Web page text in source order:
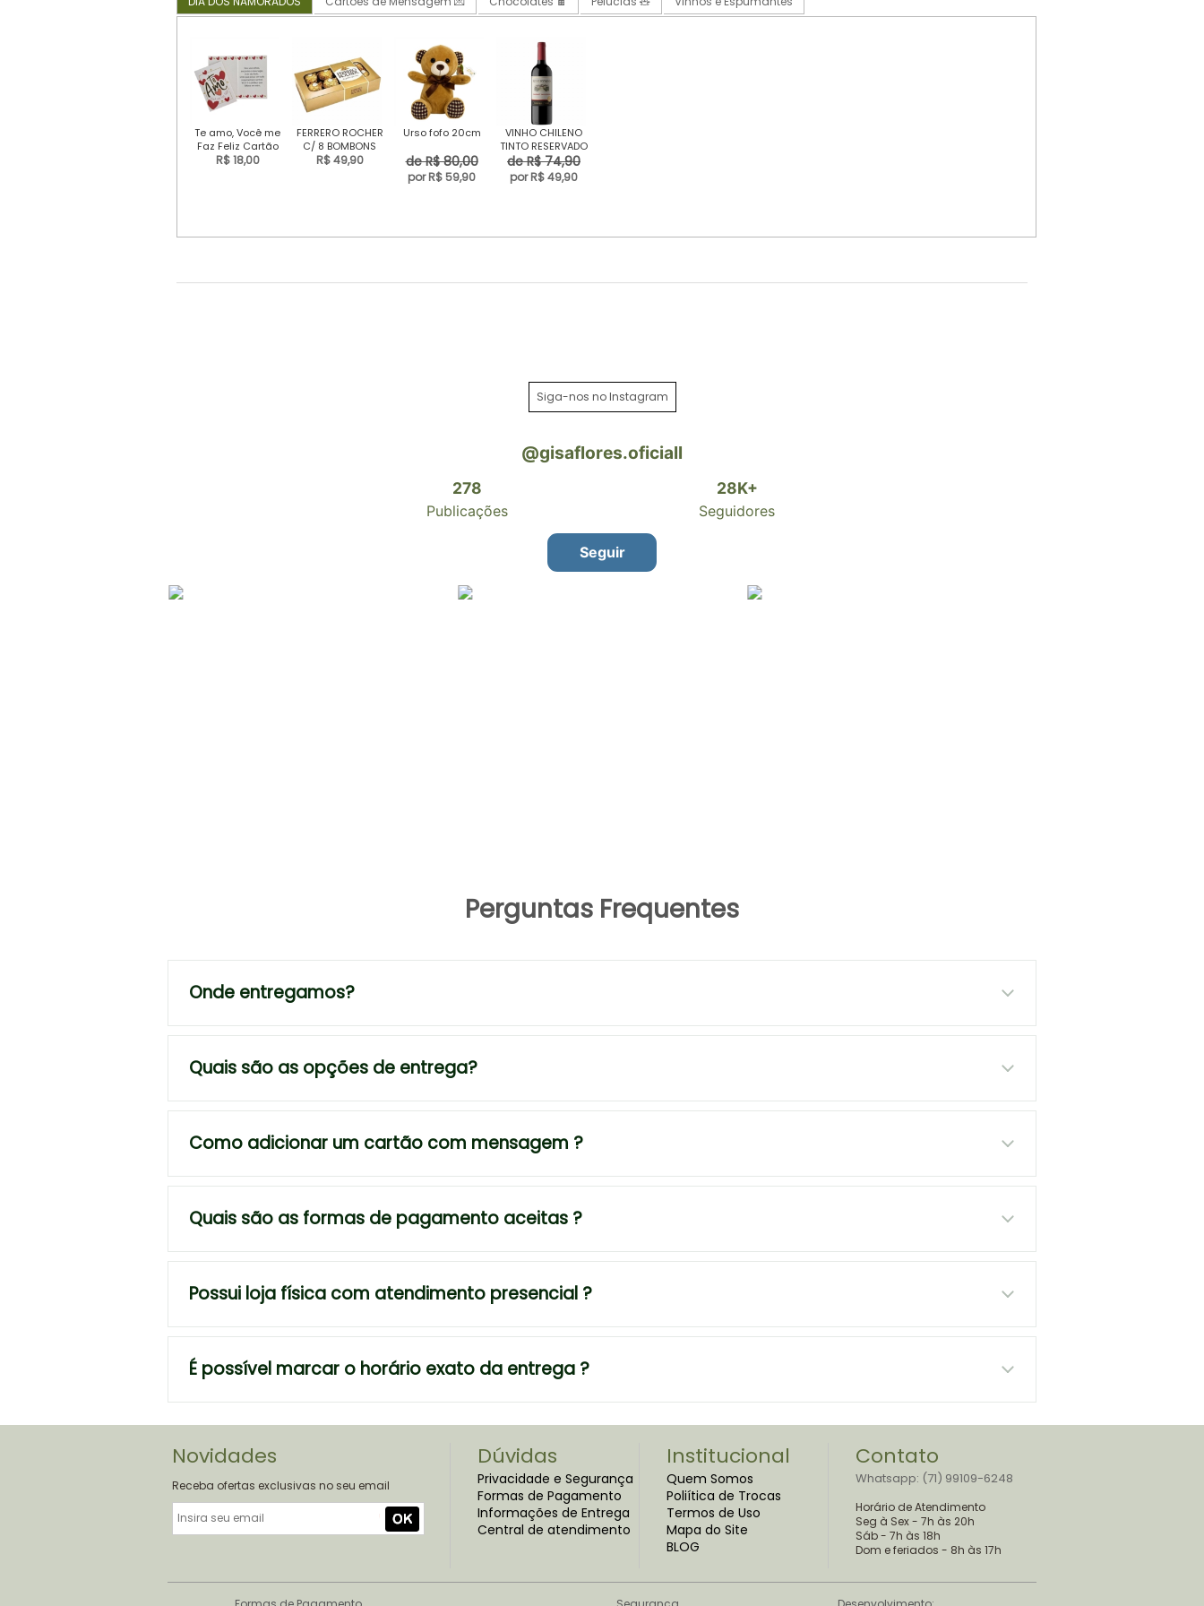
Te amo, Você me
Faz Feliz Cartão
de mensagem
R$ 18,00
FERRERO ROCHER
C/ 8 BOMBONS
R$ 49,90
Urso fofo 20cm
de R$ 80,00
por R$ 59,90
VINHO CHILENO
TINTO RESERVADO
de R$ 74,90
por R$ 49,90
Siga-nos no Instagram
Perguntas Frequentes
Onde entregamos?
Quais são as opções de entrega?
Como adicionar um cartão com mensagem ?
Quais são as formas de pagamento aceitas ?
Possui loja física com atendimento presencial ?
É possível marcar o horário exato da entrega ?
Novidades
Receba ofertas exclusivas no seu email
Dúvidas
Privacidade e Segurança
Formas de Pagamento
Informações de Entrega
Central de atendimento
Institucional
Quem Somos
Poliítica de Trocas
Termos de Uso
Mapa do Site
BLOG
Contato
Whatsapp: (71) 99109-6248
Horário de Atendimento
Seg à Sex - 7h às 20h
Sáb - 7h às 18h
Dom e feriados - 8h às 17h